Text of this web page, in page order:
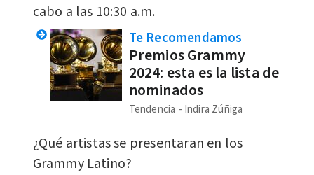
cabo a las 10:30 a.m.
Te Recomendamos
Premios Grammy
2024: esta es la lista de
nominados
Tendencia Indira Zúñiga
¿Qué artistas se presentaran en los
Grammy Latino?